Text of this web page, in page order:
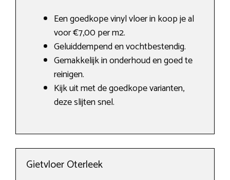
Een goedkope vinyl vloer in koop je al
voor €7,00 per m2.
Geluiddempend en vochtbestendig.
Gemakkelijk in onderhoud en goed te
reinigen.
Kijk uit met de goedkope varianten,
deze slijten snel.
Gietvloer Oterleek